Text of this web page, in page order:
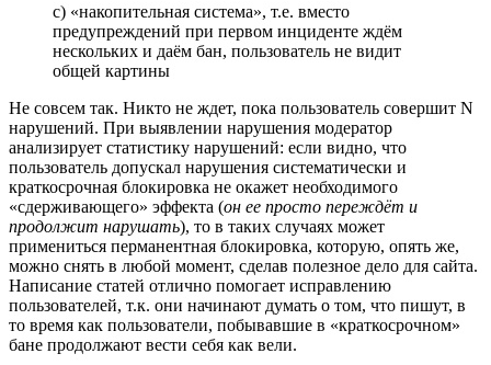
c) «накопительная система», т.е. вместо
предупреждений при первом инциденте ждём
нескольких и даём бан, пользователь не видит
общей картины
Не совсем так. Никто не ждет, пока пользователь совершит N
нарушений. При выявлении нарушения модератор
анализирует статистику нарушений: если видно, что
пользователь допускал нарушения систематически и
краткосрочная блокировка не окажет необходимого
«сдерживающего» эффекта (он ее просто переждёт и
продолжит нарушать), то в таких случаях может
примениться перманентная блокировка, которую, опять же,
можно снять в любой момент, сделав полезное дело для сайта.
Написание статей отлично помогает исправлению
пользователей, т.к. они начинают думать о том, что пишут, в
то время как пользователи, побывавшие в «краткосрочном»
бане продолжают вести себя как вели.